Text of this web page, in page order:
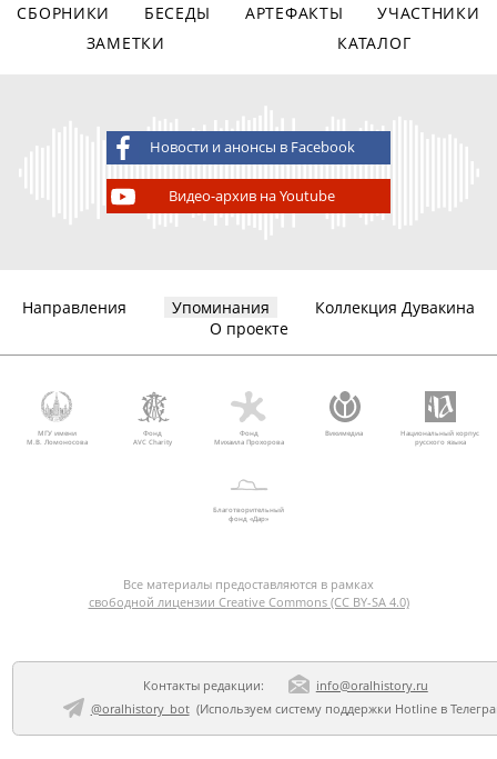
СБОРНИКИ БЕСЕДЫ АРТЕФАКТЫ
УЧАСТНИКИ
ЗАМЕТКИ
КАТАЛОГ
Новости и анонсы в Facebook
Видео-архив на Youtube
Направления Упоминания
Коллекция Дувакина
О проекте
МГУ имени
М.В. Ломоносова
Фонд
AVC Charity
Фонд
Михаила Прохорова
Викимедиа
Национальный корпус
русского языка
Благотворительный
фонд «Дар»
Все материалы предоставляются в рамках
свободной лицензии Creative Commons (CC BY-SA 4.0)
Контакты редакции:
info@oralhistory.ru
@oralhistory_bot(Используем систему поддержки Hotline в